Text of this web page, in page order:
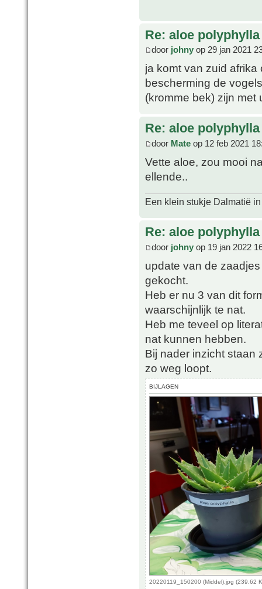
Re: aloe polyphylla
door johny op 29 jan 2021
ja komt van zuid
bescherming de
(kromme bek) zijn met
Re: aloe polyphylla
door Mate op 12 feb 2021
Vette aloe, zou mooi
ellende..
Een klein stukje Dalmatië
Re: aloe polyphylla
door johny op 19 jan 2022
update van de
gekocht.
Heb er nu 3 van dit
waarschijnlijk te nat.
Heb me teveel op
nat kunnen hebben.
Bij nader inzicht staan
zo weg loopt.
BIJLAGEN
20220119_150200 (Middel).jpg (239.62